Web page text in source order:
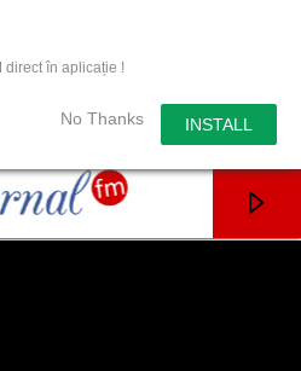
direct în aplicație !
No Thanks INSTALL